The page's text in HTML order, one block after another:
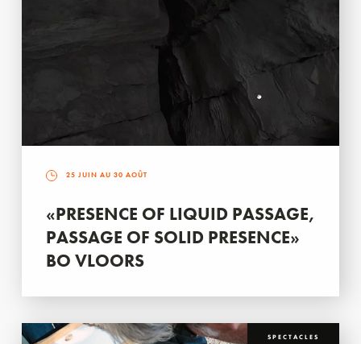
25 JUIN AU 30 AOÛT
«PRESENCE OF LIQUID PASSAGE,
PASSAGE OF SOLID PRESENCE»
BO VLOORS
SPECTACLES